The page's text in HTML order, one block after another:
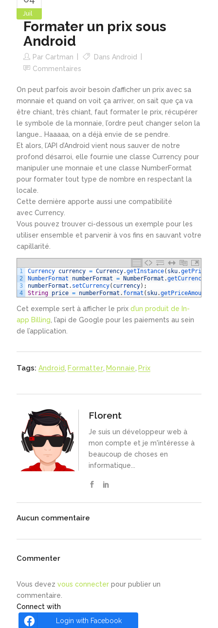
Juil
Formater un prix sous
Android
Par Cartman Dans Android
Commentaires
On peut parfois avoir besoin d’afficher un prix avec sa
monnaie et quand on voit ça arriver, on sait que ça va
être chiant, très chiant, faut formater le prix, récupérer
le symbole de la monnaie, l’ordre peut changer selon la
langue… Haaaaa, on a déjà envie de se pendre.
Et alors, l’API d’Android vient nous sauver de notre
profond désarroi, elle fournie une classe Currency pour
manipuler une monnaie et une classe NumberFormat
pour formater tout type de nombre en respectant la
locale.
Cette dernière apporte aussi une compatibilité
avec Currency.
Vous pouvez trouver ci-dessous un exemple pour les
utiliser ensemble et parvenir à vos fins en sauvant votre
capillarité.
1
2
3
4
Currency currency = Currency.getInstance( sku.
NumberFormat
numberFormat = NumberFormat .
numberFormat . setCurrency( currency) ;
String
price = numberFormat . format ( sku.
Cet exemple sert à afficher le prix d’un produit de In-
app Billing , l’api de Google pour les paiements au sein
de l’application.
Tags: Android Formatter Monnaie Prix
Florent
Je suis un développeur web à
mon compte et je m'intéresse à
beaucoup de choses en
informatique...
Aucun commentaire
Commenter
Vous devez vous connecterpour publier un
commentaire.
Connect with
Login with Facebook